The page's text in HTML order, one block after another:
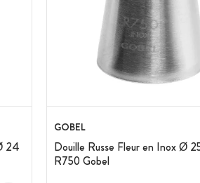
24
GOBEL
Douille Russe Fleur en Inox Ø
R750 Gobel